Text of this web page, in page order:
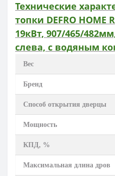
Технические
топки DEFRO HOME
19кВт, 907/465/
слева, с водяным
Вес
Бренд
Способ открытия дверцы
Мощность
КПД, %
Максимальная длина дров